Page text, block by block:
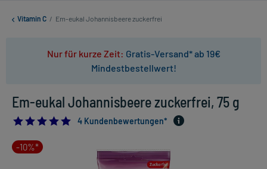
Vitamin C / Em-eukal Johannisbeere zuckerfrei
Nur für kurze Zeit: Gratis-Versand* ab 19€
Mindestbestellwert!
Em-eukal Johannisbeere zuckerfrei, 75 g
5.0
4 Kundenbewertungen*
-10%*